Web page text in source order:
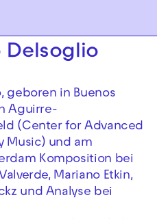
Zum Footer springen
Delsoglio
geboren in Buenos
Aguirre-
(Center for Advanced
Music) und am
Komposition bei
Mariano Etkin,
und Analyse bei